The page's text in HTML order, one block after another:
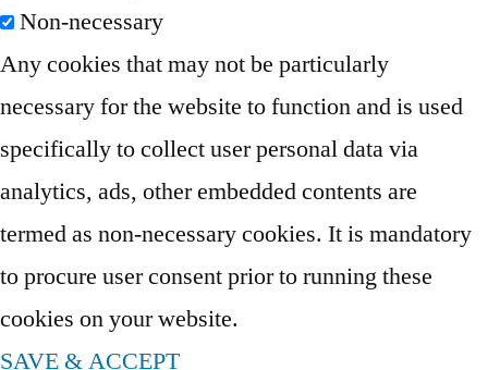
Non-necessary
Any cookies that may not be particularly
necessary for the website to function and is used
specifically to collect user personal data via
analytics, ads, other embedded contents are
termed as non-necessary cookies. It is mandatory
to procure user consent prior to running these
cookies on your website.
SAVE & ACCEPT